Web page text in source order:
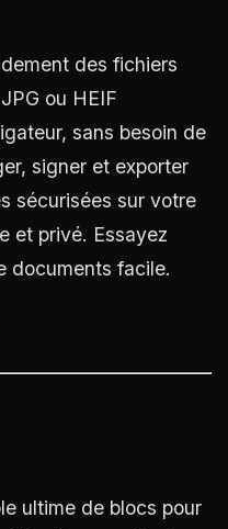
des fichiers
ou HEIF
sans besoin de
signer et exporter
sécurisées sur votre
et privé. Essayez
documents facile.
ultime de blocs pour